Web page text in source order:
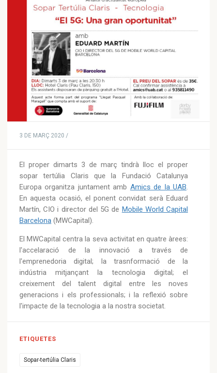
3 DE MARÇ 2020 /
El proper dimarts 3 de març tindrà lloc el proper
sopar tertúlia Claris que la Fundació Catalunya
Europa organitza juntament amb Amics de la UAB
En aquesta ocasió, el ponent convidat serà Eduard
Martín, CIO i director del 5G de Mobile World Capital
Barcelona (MWCapital).
El MWCapital centra la seva activitat en quatre àrees:
l'accelaració de la innovació a través de
l'emprenedoria digital; la trasnformació de la
indústria mitjançant la tecnologia digital; el
creixement del talent digital entre les noves
generacions i els professionals; i la reflexió sobre
l'impacte de la tecnologia a la nostra societat.
ETIQUETES
Sopar-tertúlia Claris